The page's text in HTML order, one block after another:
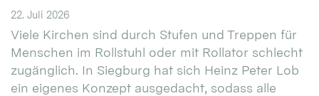
22. Juli 2026
Viele Kirchen sind durch Stufen und Treppen für
Menschen im Rollstuhl oder mit Rollator schlecht
zugänglich. In Siegburg hat sich Heinz Peter Lob
ein eigenes Konzept ausgedacht, sodass alle